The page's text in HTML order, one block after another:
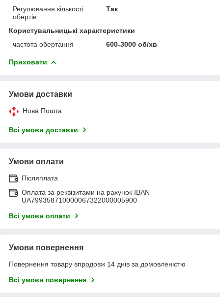
Регулювання кількості
обертів
Так
Користувальницькі характеристики
частота обертання
600-3000 об/хв
Приховати
Умови доставки
Нова Пошта
Всі умови доставки
Умови оплати
Післяплата
Оплата за реквізитами на рахунок IBAN
UA799358710000067322000005900
Всі умови оплати
Умови повернення
Повернення товару впродовж 14 днів за домовленістю
Всі умови повернення